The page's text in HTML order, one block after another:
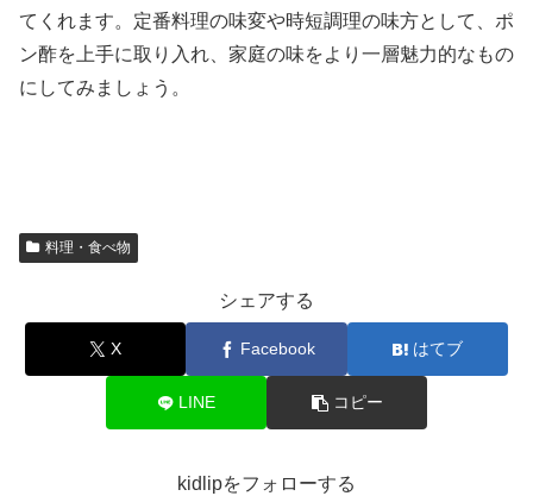
てくれます。定番料理の味変や時短調理の味方として、ポ
ン酢を上手に取り入れ、家庭の味をより一層魅力的なもの
にしてみましょう。
料理・食べ物
シェアする
X Facebook はてブ
LINE コピー
kidlipをフォローする